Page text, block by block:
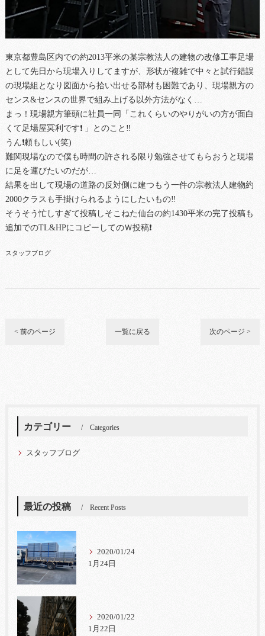
東京都豊島区内での約2013平米の某宗教法人の建物の改修工事足場
として先日から現場入りしてますが、形状が複雑で中々と試行錯誤
の現場組となり図面から拾い出せる部材も困難であり、現場親方の
センス&センスの世界で組み上げる以外方法がなく…
まっ！現場親方筆頭に社員一同「これくらいのやりがいの方が面白
くて足場屋冥利です❗ 」とのこと‼
うん❗頼もしい(笑)
難関現場なので僕も時間の許される限り勉強させてもらおうと現場
に足を運びたいのだが…
結果を出して現場の道路の反対側に建つもう一件の宗教法人建物約
2000クラスも手掛けられるようにしたいもの‼
そうそう忙しすぎて投稿しそこねた仙台の約1430平米の完了投稿も
追加でのTL&HPにコピーしてのＷ投稿❗
スタッフブログ
< 前のページ 一覧に戻る 次のページ >
カテゴリー Categories
スタッフブログ
最近の投稿 Recent Posts
2020/01/24
1月24日
2020/01/22
1月22日